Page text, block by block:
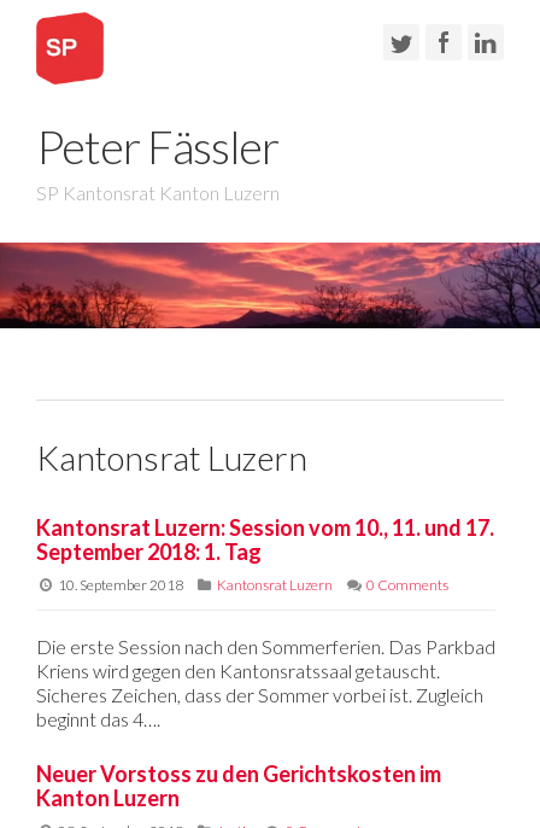
Peter Fässler
SP Kantonsrat Kanton Luzern
Kantonsrat Luzern
Kantonsrat Luzern: Session vom 10., 11. und 17.
September 2018: 1. Tag
10. September 2018 Kantonsrat Luzern 0 Comments
Die erste Session nach den Sommerferien. Das Parkbad
Kriens wird gegen den Kantonsratssaal getauscht.
Sicheres Zeichen, dass der Sommer vorbei ist. Zugleich
beginnt das 4….
Neuer Vorstoss zu den Gerichtskosten im
Kanton Luzern